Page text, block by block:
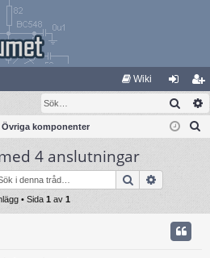
Wiki
og
ga
li
m
Sök
Övriga komponenter
4 anslutningar
Sök
• Sida 1av 1